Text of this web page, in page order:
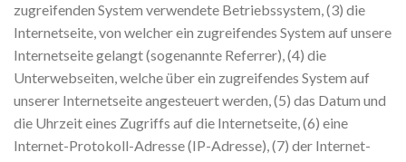
zugreifenden System verwendete Betriebssystem, (3) die
Internetseite, von welcher ein zugreifendes System auf unsere
Internetseite gelangt (sogenannte Referrer), (4) die
Unterwebseiten, welche über ein zugreifendes System auf
unserer Internetseite angesteuert werden, (5) das Datum und
die Uhrzeit eines Zugriffs auf die Internetseite, (6) eine
Internet-Protokoll-Adresse (IP-Adresse), (7) der Internet-